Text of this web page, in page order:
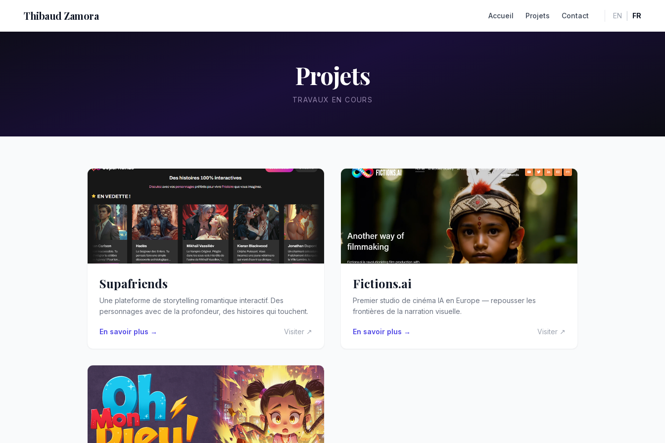
Thibaud Zamora Accueil Projets Contact EN FR
Projets
TRAVAUX EN COURS
Supafriends
Une plateforme de storytelling romantique interactif. Des
personnages avec de la profondeur, des histoires qui touchent.
En savoir plus → Visiter ↗
Fictions.ai
Premier studio de cinéma IA en Europe — repousser les
frontières de la narration visuelle.
En savoir plus → Visiter ↗